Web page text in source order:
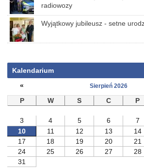
radiowozy
Wyjątkowy jubileusz - setne
Kalendarium
«
Sierpień 2026
P
W S C P
3
4 5 6 7
10
11 12 13 14
17
18 19 20 21
24
25 26 27 28
31